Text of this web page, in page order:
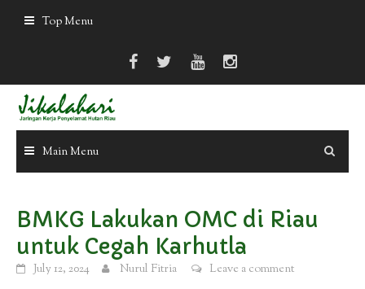
Top Menu
Main Menu
BMKG Lakukan OMC di Riau
untuk Cegah Karhutla
July 12, 2024 Nurul Fitria Leave a comment